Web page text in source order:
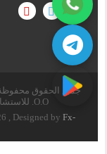
جميع الحقوق
O.O. للاستشارات و التدريب – جمهورية بولندا الإتحادية.
, Designed byFx-